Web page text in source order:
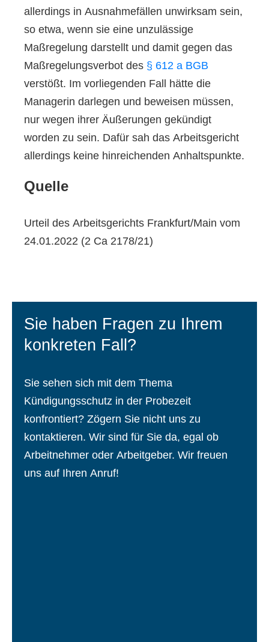
allerdings in Ausnahmefällen unwirksam sein,
so etwa, wenn sie eine unzulässige
Maßregelung darstellt und damit gegen das
Maßregelungsverbot des § 612 a BGB
verstößt. Im vorliegenden Fall hätte die
Managerin darlegen und beweisen müssen,
nur wegen ihrer Äußerungen gekündigt
worden zu sein. Dafür sah das Arbeitsgericht
allerdings keine hinreichenden Anhaltspunkte.
Quelle
Urteil des Arbeitsgerichts Frankfurt/Main vom
24.01.2022 (2 Ca 2178/21)
Sie haben Fragen zu Ihrem
konkreten Fall?
Sie sehen sich mit dem Thema
Kündigungsschutz in der Probezeit
konfrontiert? Zögern Sie nicht uns zu
kontaktieren. Wir sind für Sie da, egal ob
Arbeitnehmer oder Arbeitgeber. Wir freuen
uns auf Ihren Anruf!